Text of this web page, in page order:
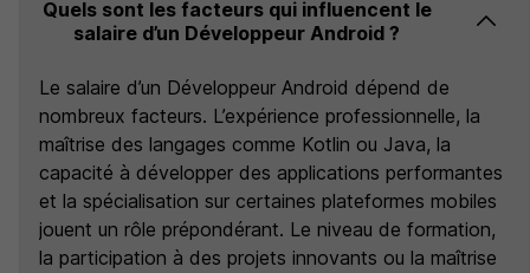
Quels sont les facteurs qui influencent le
salaire d’un Développeur Android ?
Le salaire d’un Développeur Android dépend de
nombreux facteurs. L’expérience professionnelle, la
maîtrise des langages comme Kotlin ou Java, la
capacité à développer des applications performantes
et la spécialisation sur certaines plateformes mobiles
jouent un rôle prépondérant. Le niveau de formation,
la participation à des projets innovants ou la maîtrise